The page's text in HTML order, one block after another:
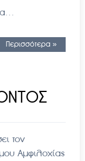
Περισσότερα »
τoν
Αμφιλοχίας